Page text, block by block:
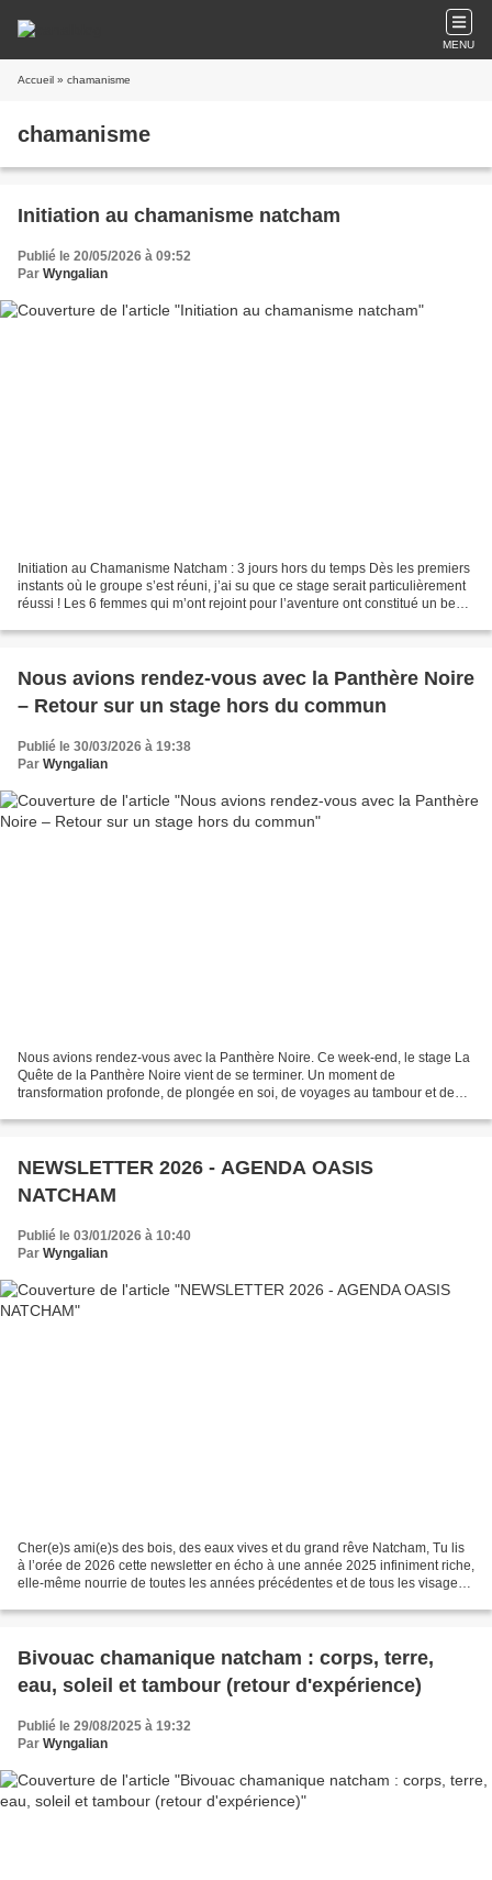
MENU
Accueil » chamanisme
chamanisme
Initiation au chamanisme natcham
Publié le 20/05/2026 à 09:52
Par Wyngalian
Initiation au Chamanisme Natcham : 3 jours hors du temps Dès les premiers
instants où le groupe s’est réuni, j’ai su que ce stage serait particulièrement
réussi ! Les 6 femmes qui m’ont rejoint pour l’aventure ont constitué un beau
Nous avions rendez-vous avec la Panthère Noire
– Retour sur un stage hors du commun
Publié le 30/03/2026 à 19:38
Par Wyngalian
Nous avions rendez-vous avec la Panthère Noire. Ce week-end, le stage La
Quête de la Panthère Noire vient de se terminer. Un moment de
transformation profonde, de plongée en soi, de voyages au tambour et de
NEWSLETTER 2026 - AGENDA OASIS
NATCHAM
Publié le 03/01/2026 à 10:40
Par Wyngalian
Cher(e)s ami(e)s des bois, des eaux vives et du grand rêve Natcham, Tu lis
à l’orée de 2026 cette newsletter en écho à une année 2025 infiniment riche,
elle-même nourrie de toutes les années précédentes et de tous les visages,
Bivouac chamanique natcham : corps, terre,
eau, soleil et tambour (retour d'expérience)
Publié le 29/08/2025 à 19:32
Par Wyngalian